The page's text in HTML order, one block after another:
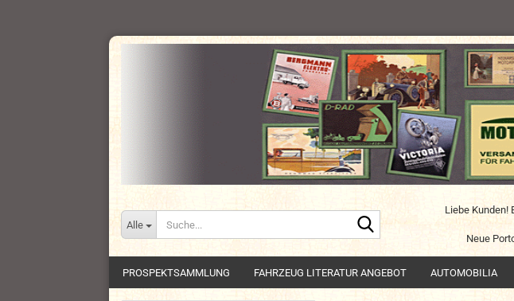
Alle
Suche...
Liebe Kunden!
Neue
PROSPEKTSAMMLUNG FAHRZEUG LITERATUR ANGEBOT AUTOMOBILIA